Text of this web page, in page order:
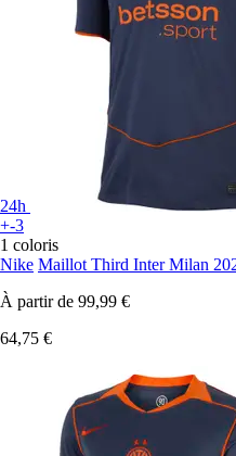
24h
+-3
1 coloris
Nike Maillot Third Inter Milan
À partir de 99,99 €
64,75 €